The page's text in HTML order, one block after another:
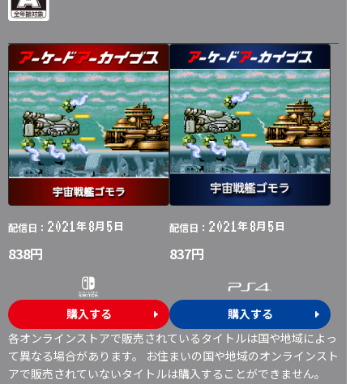
配信日： 2021年8月 5日
838円
購入する
配信日： 2021年8月 5日
837円
購入する
各オンラインストアで販売されているタイトルは国や地域によっ
て異なる場合があります。 お住まいの国や地域のオンラインスト
アで販売されていないタイトルは購入することができません。